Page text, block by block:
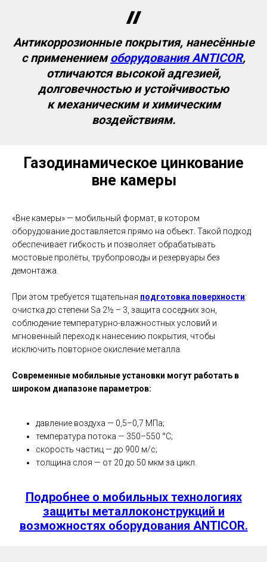
Антикоррозионные покрытия, нанесённые
с применениемоборудования ANTICOR,
отличаются высокой адгезией,
долговечностью и устойчивостью
к механическим и химическим
воздействиям.
Газодинамическое цинкование
вне камеры
«Вне камеры» — мобильный формат, в котором
оборудование доставляется прямо на объект. Такой подход
обеспечивает гибкость и позволяет обрабатывать
мостовые пролёты, трубопроводы и резервуары без
демонтажа.
При этом требуется тщательная подготовка поверхности:
очистка до степени Sa 2½ – 3, защита соседних зон,
соблюдение температурно-влажностных условий и
мгновенный переход к нанесению покрытия, чтобы
исключить повторное окисление металла.
Современные мобильные установки могут работать в
широком диапазоне параметров:
давление воздуха — 0,5–0,7 МПа;
температура потока — 350–550 °C;
скорость частиц — до 900 м/с;
толщина слоя — от 20 до 50 мкм за цикл.
Подробнее о мобильных технологиях
защиты металлоконструкций и
возможностях оборудования ANTICOR.